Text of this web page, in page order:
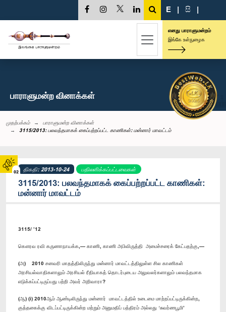
02
E | සි |
எனது பாராளுமன்றம்
இங்கே உள்நுழைக
பாராளுமன்ற வினாக்கள்
முதற்பக்கம்
பாராளுமன்ற வினாக்கள்
3115/2013: பலவந்தமாகக் கைப்பற்றப்பட்ட காணிகள்: மன்னார் மாவட்டம்
திகதி: 2013-10-24 பதிலளிக்கப்பட்டவைகள்
3115/2013: பலவந்தமாகக் கைப்பற்றப்பட்ட காணிகள்:
மன்னார் மாவட்டம்
3115/ ’12
கௌரவ ரவி கருணாநாயக்க,— காணி, காணி அபிவிருத்தி அமைச்சரைக் கேட்பதற்கு,—
(அ) 2010 சனவரி மாதத்திலிருந்து மன்னார் மாவட்டத்திலுள்ள சில காணிகள்
அரசியல்வாதிகளாலும் அரசியல் ரீதியாகத் தொடர்புடைய அலுவலர்களாலும் பலவந்தமாக
எடுக்கப்பட்டிருப்பது பற்றி அவர் அறிவாரா?
(ஆ) (i) 2010ஆம் ஆண்டிலிருந்து மன்னார் மாவட்டத்தில் உடைமை மாற்றப்பட்டிருக்கின்ற,
குத்தகைக்கு விடப்பட்டிருக்கின்ற மற்றும் அனுமதிப் பத்திரம் அல்லது ‘சுவர்ணபூமி’